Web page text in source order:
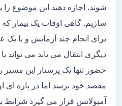
شوند. اجازه دهید این موضوع
سازیم. گاهی اوقات یک بیمار
برای انجام چند آزمایش و یا
دیگری انتقال می یابد می تواند
حضور تنها یک پرستار این
مقصد خود برسد اما در پاره ای
آمبولانس قرار می گیرد